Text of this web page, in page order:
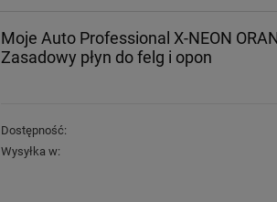
Moje Auto Professional X-NEON
Zasadowy płyn do felg i opon
Dostępność:
Wysyłka w: